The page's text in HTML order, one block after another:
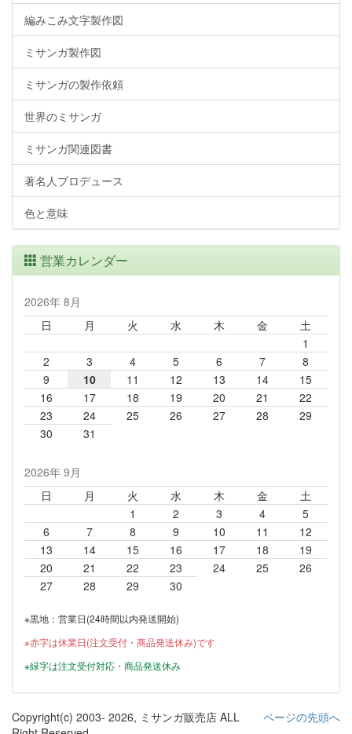
編みこみ文字製作図
ミサンガ製作図
ミサンガの製作依頼
世界のミサンガ
ミサンガ関連図書
著名人プロデュース
色と意味
営業カレンダー
2026年 8月
日
月 火 水 木 金
土
1
2
3 4 5 6 7
8
9
10 11 12 13 14
15
16
17 18 19 20 21
22
23
24 25 26 27 28
29
30
31
2026年 9月
日
月 火 水 木 金
土
1
2 3 4
5
6
7 8 9 10 11
12
13
14 15 16 17 18
19
20
21 22 23 24 25
26
27
28 29 30
※黒地：営業日(24時間以内発送開始)
※赤字は休業日(注文受付・商品発送休み)です
※緑字は注文受付対応・商品発送休み
ページの先頭へ
Copyright(c) 2003- 2026, ミサンガ販売店 ALL